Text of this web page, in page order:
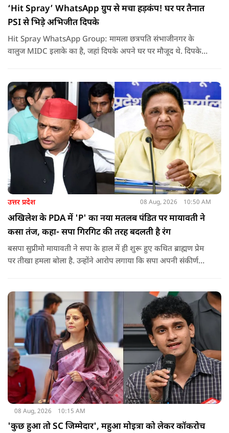
‘Hit Spray’ WhatsApp ग्रुप से मचा हड़कंप! घर पर तैनात
PSI से भिड़े अभिजीत दिपके
Hit Spray WhatsApp Group: मामला छत्रपति संभाजीनगर के
वालुज MIDC इलाके का है, जहां दिपके अपने घर पर मौजूद थे. दिपके
को लेकर दिपके की पुलिस अधिकारी से तीखी बहस हो गई.
उत्तर प्रदेश 08 Aug, 2026 10:50 AM
अखिलेश के PDA में 'P' का नया मतलब पंडित पर मायावती ने
कसा तंज, कहा- सपा गिरगिट की तरह बदलती है रंग
बसपा सुप्रीमो मायावती ने सपा के हाल में ही शुरू हुए कथित ब्राह्मण प्रेम
पर तीखा हमला बोला है. उन्होंने आरोप लगाया कि सपा अपनी संकीर्ण
08 Aug, 2026 10:15 AM
'कुछ हुआ तो SC जिम्मेदार', महुआ मोइत्रा को लेकर कॉकरोच